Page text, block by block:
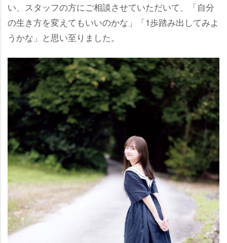
い、スタッフの方にご相談させていただいて、「自分
の生き方を変えてもいいのかな」「1歩踏み出してみよ
うかな」と思い至りました。